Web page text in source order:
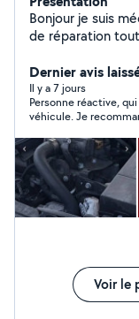
Bonjour je suis
de réparation
week-ends vous
o6984360 31de
vous messages
par appeler ou
Dernier avis
Il y a 7 jours
Personne réactive,
véhicule. Je
Voir le